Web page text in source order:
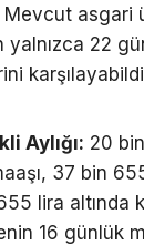
Mevcut asgari
yalnızca 22
Aylığı: 20
37 bin
655 lira altında
16 günlük